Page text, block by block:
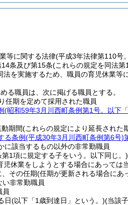
等に関する法律(平成3年法律第110号
条及び第15条(これらの規定を同法
を実施するため、職員の育児休業等
る職員は、次に掲げる職員とする。
任期を定めて採用された職員
(昭和59年3月川西町条例第1号。以下
期間(これらの規定により延長された
る条例(平成30年3月川西町条例第6号)
に該当するもの以外の非常勤職員
1項に規定する子をいう。以下同じ。)
児休業をしようとする場合にあっては
、その任期(任期が更新される場合にあ
非常勤職員
員
日(以下「1歳到達日」という。)(当該